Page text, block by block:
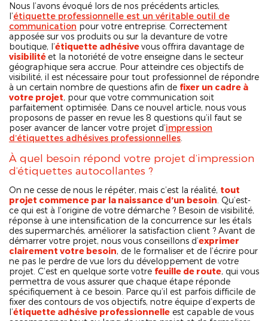
Nous l’avons évoqué lors de nos précédents articles,
l’étiquette professionnelle est un véritable outil de
communication pour votre entreprise. Correctement
apposée sur vos produits ou sur la devanture de votre
boutique, l’étiquette adhésivevous offrira davantage de
visibilité et la notoriété de votre enseigne dans le secteur
géographique sera accrue. Pour atteindre ces objectifs de
visibilité, il est nécessaire pour tout professionnel de répondre
à un certain nombre de questions afin de fixer un cadre à
votre projet, pour que votre communication soit
parfaitement optimisée. Dans ce nouvel article, nous vous
proposons de passer en revue les 8 questions qu’il faut se
poser avancer de lancer votre projet d’impression
d’étiquettes adhésives professionnelles
À quel besoin répond votre projet d’impression
d’étiquettes autocollantes ?
On ne cesse de nous le répéter, mais c’est la réalité, tout
projet commence par la naissance d’un besoin . Qu’est-
ce qui est à l’origine de votre démarche ? Besoin de visibilité,
réponse à une intensification de la concurrence sur les étals
des supermarchés, améliorer la satisfaction client ? Avant de
démarrer votre projet, nous vous conseillons d’exprimer
clairement votre besoin, de le formaliser et de l’écrire pour
ne pas le perdre de vue lors du développement de votre
projet. C’est en quelque sorte votre feuille de route, qui vous
permettra de vous assurer que chaque étape réponde
spécifiquement à ce besoin. Parce qu’il est parfois difficile de
fixer des contours de vos objectifs, notre équipe d’experts de
l’étiquette adhésive professionnelle est capable de vous